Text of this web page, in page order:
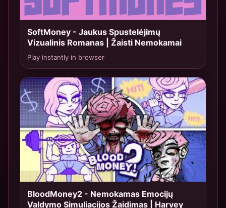
TOP 3
SoftMoney - Jaukus Spustelėjimų
Vizualinis Romanas | Žaisti Nemokamai
Play instantly in browser
TOP 4
BloodMoney2 - Nemokamas Emocijų
Valdymo Simuliacijos Žaidimas | Harvey